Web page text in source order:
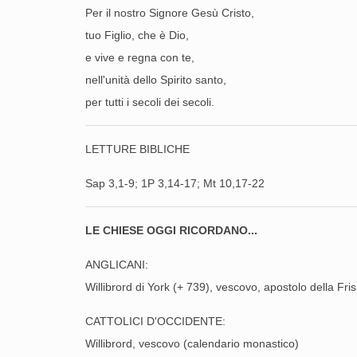
Per il nostro Signore Gesù Cristo,
tuo Figlio, che è Dio,
e vive e regna con te,
nell'unità dello Spirito santo,
per tutti i secoli dei secoli.
LETTURE BIBLICHE
Sap 3,1-9; 1P 3,14-17; Mt 10,17-22
LE CHIESE OGGI RICORDANO...
ANGLICANI:
Willibrord di York (+ 739), vescovo, apostolo della
CATTOLICI D'OCCIDENTE:
Willibrord, vescovo (calendario monastico)